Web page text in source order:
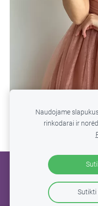
Naudojame
rinkodarai ir
Sutikti